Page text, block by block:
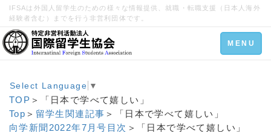
IFSAは外国人留学生のための様々な情報提供、就職・転職支援（日本人海外
経験者含む）までを行う非営利団体です。
Toggle
navigation
MENU
Select Language ▼
TOP ＞「日本で学べて嬉しい」
Top ＞ 留学生関連記事 ＞「日本で学べて嬉しい」
向学新聞2022年7月号目次 ＞「日本で学べて嬉しい」